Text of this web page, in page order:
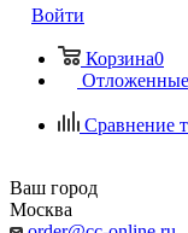
Войти
Корзина0
Отложенные
Сравнение
Ваш город
Москва